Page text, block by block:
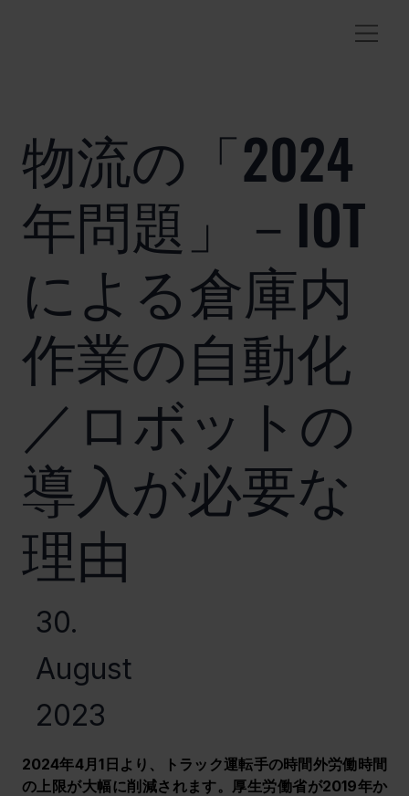
物流の「2024
年問題」－IOT
による倉庫内
作業の自動化
／ロボットの
導入が必要な
理由
30.
August
2023
2024年4月1日より、トラック運転手の時間外労働時間
の上限が大幅に削減されます。厚生労働省が2019年か